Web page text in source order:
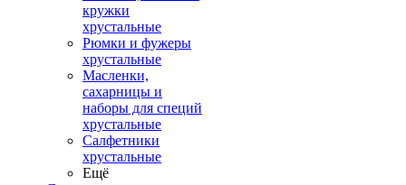
кружки
хрустальные
Рюмки и фужеры
хрустальные
Масленки,
сахарницы и
наборы для специй
хрустальные
Салфетники
хрустальные
Ещё